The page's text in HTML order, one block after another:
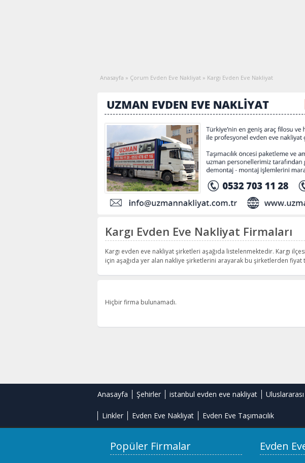
Anasayfa » Çorum Evden Eve Nakliyat » Kargı Evden Eve Nakliyat
Kargı Evden Eve Nakliyat Firmaları
Kargı evden eve nakliyat şirketleri aşağıda listelenmektedir. Kargı
için aşağıda yer alan nakliye şirketlerini arayarak bu şirketlerden fiyat
Hiçbir firma bulunamadı.
Anasayfa Şehirler istanbul evden eve nakliyat
Linkler Evden Eve Nakliyat Evden Eve Taşımacılık
Popüler Firmalar Evden